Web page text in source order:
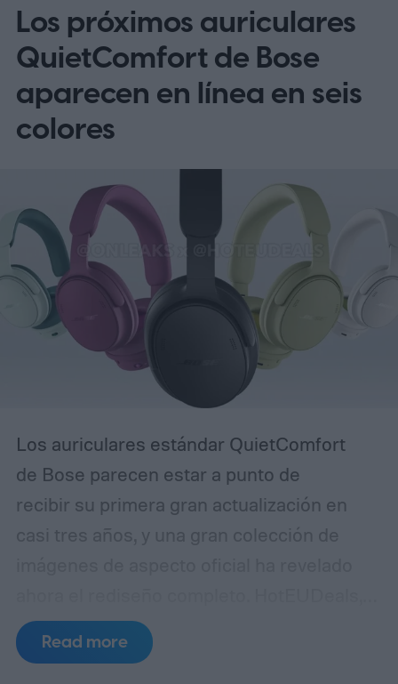
Los próximos auriculares
QuietComfort de Bose
aparecen en línea en seis
colores
Los auriculares estándar QuietComfort
de Bose parecen estar a punto de
recibir su primera gran actualización en
casi tres años, y una gran colección de
en colaboración con @onLeaks, ha
compartido 54 renders de prensa en alta
Read more